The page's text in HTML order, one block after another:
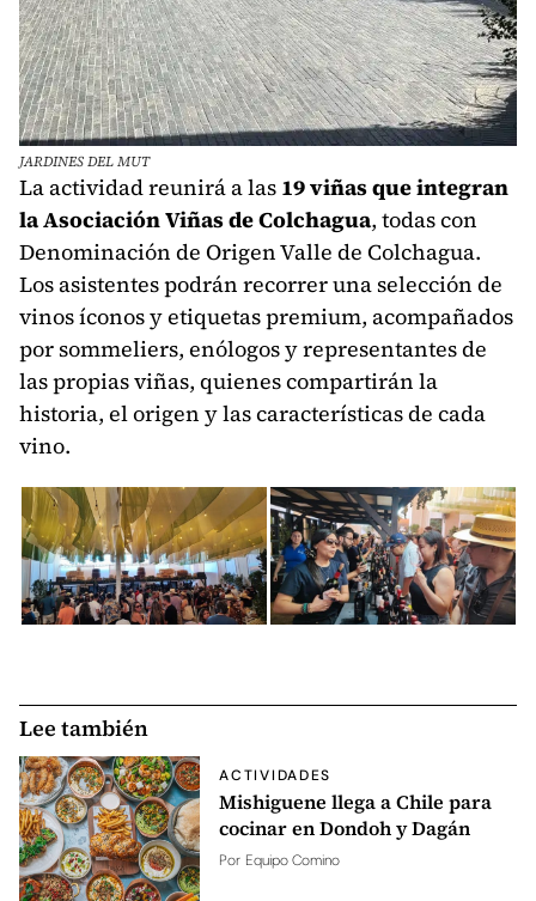
JARDINES DEL MUT
La actividad reunirá a las 19 viñas que integran
la Asociación Viñas de Colchagua, todas con
Denominación de Origen Valle de Colchagua.
Los asistentes podrán recorrer una selección de
vinos íconos y etiquetas premium, acompañados
por sommeliers, enólogos y representantes de
las propias viñas, quienes compartirán la
historia, el origen y las características de cada
vino.
Lee también
ACTIVIDADES
Mishiguene llega a Chile para
cocinar en Dondoh y Dagán
Por Equipo Comino